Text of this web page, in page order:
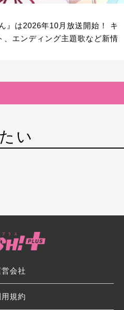
』は2026年10月放送開始！ キ
、エンディング主題歌など新情
い
会社
規約